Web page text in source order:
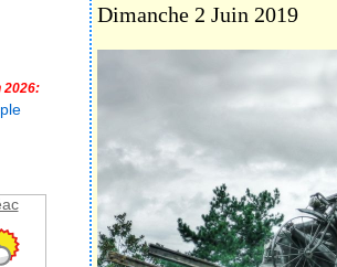
2026:
‌Dimanche 2 Juin 2019